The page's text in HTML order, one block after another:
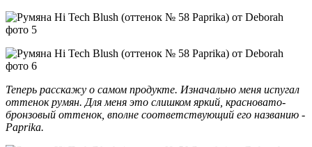
Теперь расскажу о самом продукте. Изначально меня испугал
оттенок румян. Для меня это слишком яркий, красновато-
бронзовый оттенок, вполне соответствующий его названию -
Paprika.